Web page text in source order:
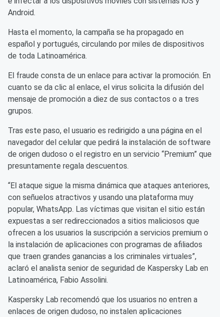
Android.
Hasta el momento, la campaña se ha propagado en
español y portugués, circulando por miles de dispositivos
de toda Latinoamérica.
El fraude consta de un enlace para activar la promoción. En
cuanto se da clic al enlace, el virus solicita la difusión del
mensaje de promoción a diez de sus contactos o a tres
grupos.
Tras este paso, el usuario es redirigido a una página en el
navegador del celular que pedirá la instalación de software
de origen dudoso o el registro en un servicio “Premium” que
presuntamente regala descuentos.
“El ataque sigue la misma dinámica que ataques anteriores,
con señuelos atractivos y usando una plataforma muy
popular, WhatsApp. Las víctimas que visitan el sitio están
expuestas a ser redireccionados a sitios maliciosos que
ofrecen a los usuarios la suscripción a servicios premium o
la instalación de aplicaciones con programas de afiliados
que traen grandes ganancias a los criminales virtuales”,
aclaró el analista senior de seguridad de Kaspersky Lab en
Latinoamérica, Fabio Assolini.
Kaspersky Lab recomendó que los usuarios no entren a
enlaces de origen dudoso, no instalen aplicaciones